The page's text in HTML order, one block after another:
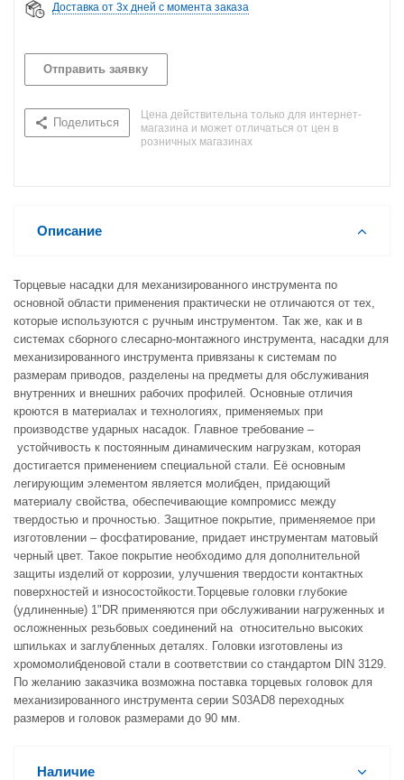
Доставка от 3х дней с момента заказа
Отправить заявку
Поделиться
Цена действительна только для интернет-
магазина и может отличаться от цен в
розничных магазинах
Описание
Торцевые насадки для механизированного инструмента по
основной области применения практически не отличаются от тех,
которые используются с ручным инструментом. Так же, как и в
системах сборного слесарно-монтажного инструмента, насадки для
механизированного инструмента привязаны к системам по
размерам приводов, разделены на предметы для обслуживания
внутренних и внешних рабочих профилей. Основные отличия
кроются в материалах и технологиях, применяемых при
производстве ударных насадок. Главное требование –
устойчивость к постоянным динамическим нагрузкам, которая
достигается применением специальной стали. Её основным
легирующим элементом является молибден, придающий
материалу свойства, обеспечивающие компромисс между
твердостью и прочностью. Защитное покрытие, применяемое при
изготовлении – фосфатирование, придает инструментам матовый
черный цвет. Такое покрытие необходимо для дополнительной
защиты изделий от коррозии, улучшения твердости контактных
поверхностей и износостойкости.Торцевые головки глубокие
(удлиненные) 1"DR применяются при обслуживании нагруженных и
осложненных резьбовых соединений на относительно высоких
шпильках и заглубленных деталях. Головки изготовлены из
хромомолибденовой стали в соответствии со стандартом DIN 3129.
По желанию заказчика возможна поставка торцевых головок для
механизированного инструмента серии S03AD8 переходных
размеров и головок размерами до 90 мм.
Наличие